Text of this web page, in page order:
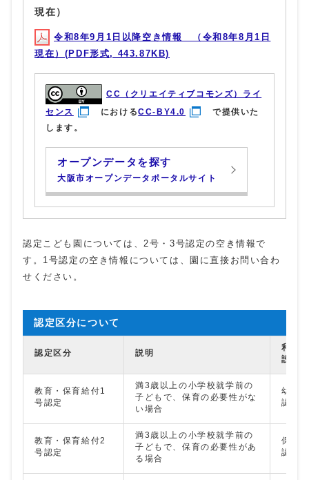
現在）
令和8年9月1日以降空き情報 （令和8年8月1日
現在）(PDF形式, 443.87KB)
CC（クリエイティブコモンズ）ライ
センス
におけるCC-BY4.0
で提供いた
します。
オープンデータを探す
大阪市オープンデータポータルサイト
認定こども園については、2号・3号認定の空き情報で
す。1号認定の空き情報については、園に直接お問い合わ
せください。
認定区分について
認定区分 説明
利用
設等
教育・保育給付1
号認定
満3歳以上の小学校就学前の
子どもで、保育の必要性がな
い場合
幼稚園
認定
教育・保育給付2
号認定
満3歳以上の小学校就学前の
子どもで、保育の必要性があ
る場合
保育園
認定